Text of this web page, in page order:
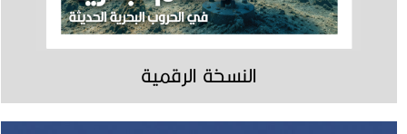
النسخة الرقمية